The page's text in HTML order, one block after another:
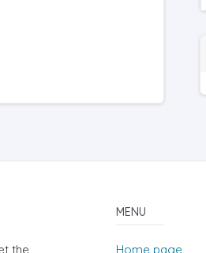
the
MENU
Home page